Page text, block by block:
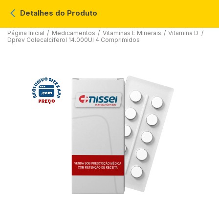
Página Inicial / Medicamentos / Vitaminas E Minerais / Vitamina D /
Dprev Colecalciferol 14.000UI 4 Comprimidos
Detalhes do Produto